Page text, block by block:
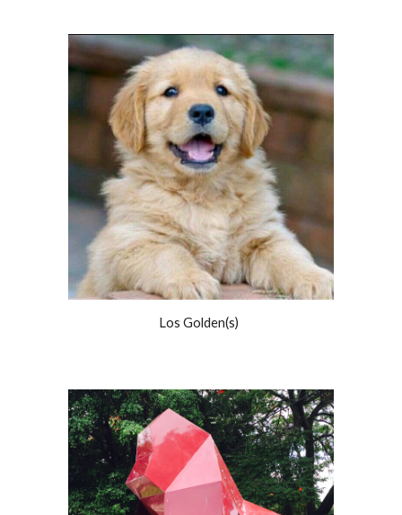
Los Golden(s)